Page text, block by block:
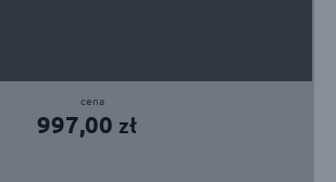
997,00 zł